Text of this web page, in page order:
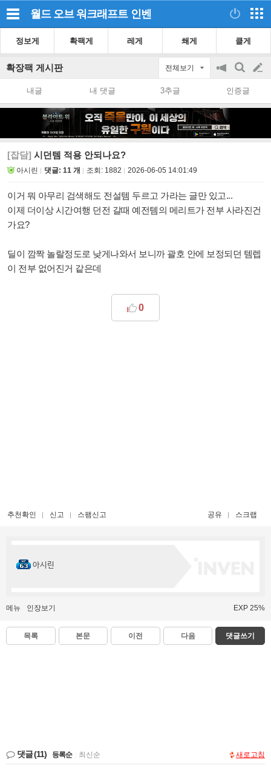
월드 오브 워크래프트 인벤
정보게 확팩게 레게 쐐게 클게
확장팩 게시판 전체보기
공
on/off
검
색
글
쓰
내글 내 댓글 3추글 인증글
[잡담] 시던템 적용 안되나요?
아시린 댓글: 11 개 조회: 1882 2026-06-05 14:01:49
이거 뭐 아무리 검색해도 전설템 두르고 가라는 글만 있고...
이제 더이상 시간여행 던전 갈때 예전템의 메리트가 전부 사라진건
가요?
딜이 깜짝 놀랄정도로 낮게나와서 보니까 괄호 안에 보정되던 템렙
이 전부 없어진거 같은데
0
추천확인 신고 스팸신고 공유 스크랩
아시린
메뉴 인장보기 EXP 25%
목록 본문 이전 다음 댓글쓰기
댓글(11) 등록순 최신순 새로고침